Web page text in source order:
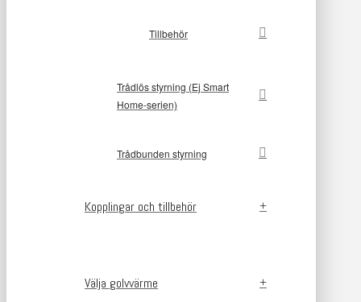
Tillbehör
Trådlös styrning (Ej Smart
Home-serien)
Trådbunden styrning
Kopplingar och tillbehör
Välja golvvärme